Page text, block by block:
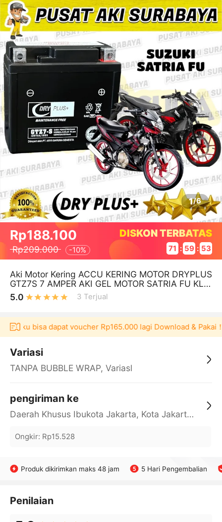
1/6
Rp188.100
Rp209.000 -10%
DISKON TERBATAS
71 : 59 : 53
Aki Motor Kering ACCU KERING MOTOR DRYPLUS
GTZ7S 7 AMPER AKI GEL MOTOR SATRIA FU KLX
150 CBR 150 VARIO ISS IDLING STOP
5.0 3 Terjual
bisa dapat voucher Rp165.000 lagi Download & Pakai！
Variasi
TANPA BUBBLE WRAP, Variasl
pengiriman ke
Daerah Khusus Ibukota Jakarta, Kota Jakarta Barat, Cengkareng, yy
Ongkir: Rp15.528
Produk dikirimkan maks 48 jam 5 Hari Pengembalian
Penilaian